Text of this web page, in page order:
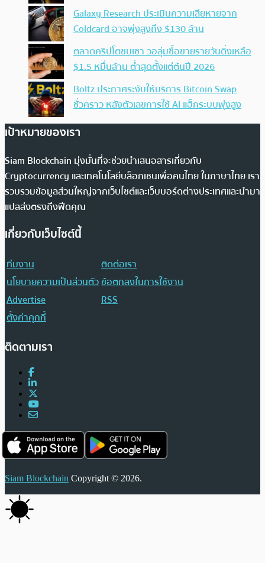
Galaxy Research ประเมินความเสียหายจาก
Coldcard อาจพุ่งสูงถึง $130 ล้าน
ตลาดคริปโตซบเซา วอลุ่มซื้อขายรายวันดิ่งเหลือ
$1.5 หมื่นล้าน ต่ำสุดตั้งแต่ต้นปี 2026
Boltz ประกาศระงับให้บริการ Bitcoin Swap
ชั่วคราว หลังตัวเลขการใช้ AI แฮ็กระบบพุ่งสูง
เป้าหมายของเรา
Siam Blockchain มุ่งมั่นที่จะช่วยนำเสนอสารเกี่ยวกับ
Cryptocurrency และเทคโนโลยีบล็อกเชนเพื่อคนไทย ในภาษาไทย เรา
รวบรวมข้อมูลส่วนใหญ่จากเว็บไซต์และเว็บบอร์ดต่างประเทศและนำมา
แปลส่งตรงถึงฟีดคุณ
เกี่ยวกับเว็บไซต์นี้
ทีมงาน
ติดต่อเรา
นโยบายความเป็นส่วนตัวข้อตกลงในการใช้งาน
Advertise
RSS
ตั้งค่าคุกกี้
ติดตามเรา
Siam Blockchain Copyright © 2026.